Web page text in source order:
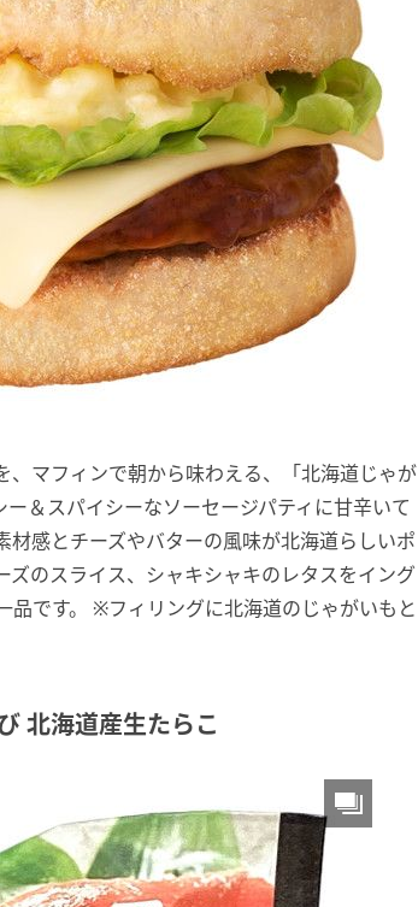
マフィンで朝から味わえる、「北海道じゃが
＆スパイシーなソーセージパティに甘辛いて
感とチーズやバターの風味が北海道らしいポ
のスライス、シャキシャキのレタスをイング
品です。 ※フィリングに北海道のじゃがいもと
北海道産生たらこ